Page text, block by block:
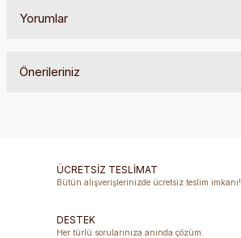
Yorumlar
Önerileriniz
Ürün açıklamasında eksik bilgiler bulunuyor.
ÜCRETSİZ TESLİMAT
Bütün alışverişlerinizde ücretsiz teslim imkanı!
DESTEK
Her türlü sorularınıza anında çözüm.